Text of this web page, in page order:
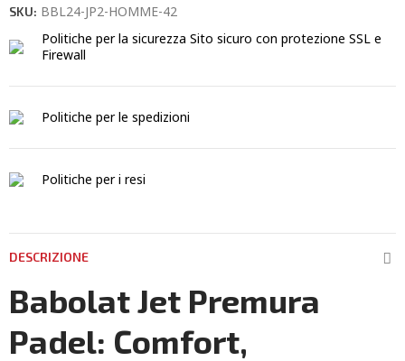
SKU: BBL24-JP2-HOMME-42
Politiche per la sicurezza Sito sicuro con protezione SSL e
Firewall
Politiche per le spedizioni
Politiche per i resi
DESCRIZIONE
Babolat Jet Premura
Padel: Comfort,